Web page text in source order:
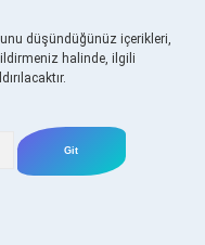
düşündüğünüz içerikleri,
halinde, ilgili